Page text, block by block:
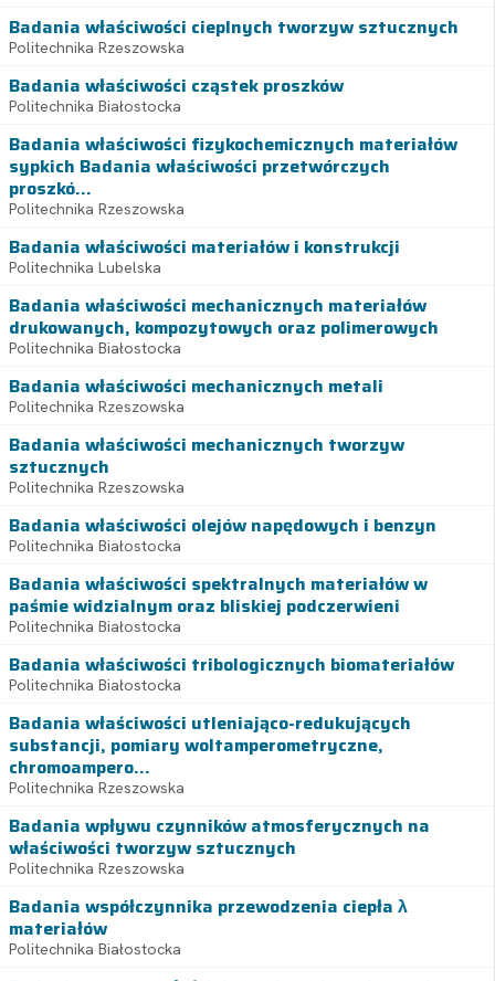
Badania właściwości cieplnych tworzyw sztucznych
Politechnika Rzeszowska
Badania właściwości cząstek proszków
Politechnika Białostocka
Badania właściwości fizykochemicznych materiałów
sypkich Badania właściwości przetwórczych
proszkó...
Politechnika Rzeszowska
Badania właściwości materiałów i konstrukcji
Politechnika Lubelska
Badania właściwości mechanicznych materiałów
drukowanych, kompozytowych oraz polimerowych
Politechnika Białostocka
Badania właściwości mechanicznych metali
Politechnika Rzeszowska
Badania właściwości mechanicznych tworzyw
sztucznych
Politechnika Rzeszowska
Badania właściwości olejów napędowych i benzyn
Politechnika Białostocka
Badania właściwości spektralnych materiałów w
paśmie widzialnym oraz bliskiej podczerwieni
Politechnika Białostocka
Badania właściwości tribologicznych biomateriałów
Politechnika Białostocka
Badania właściwości utleniająco-redukujących
substancji, pomiary woltamperometryczne,
chromoampero...
Politechnika Rzeszowska
Badania wpływu czynników atmosferycznych na
właściwości tworzyw sztucznych
Politechnika Rzeszowska
Badania współczynnika przewodzenia ciepła λ
materiałów
Politechnika Białostocka